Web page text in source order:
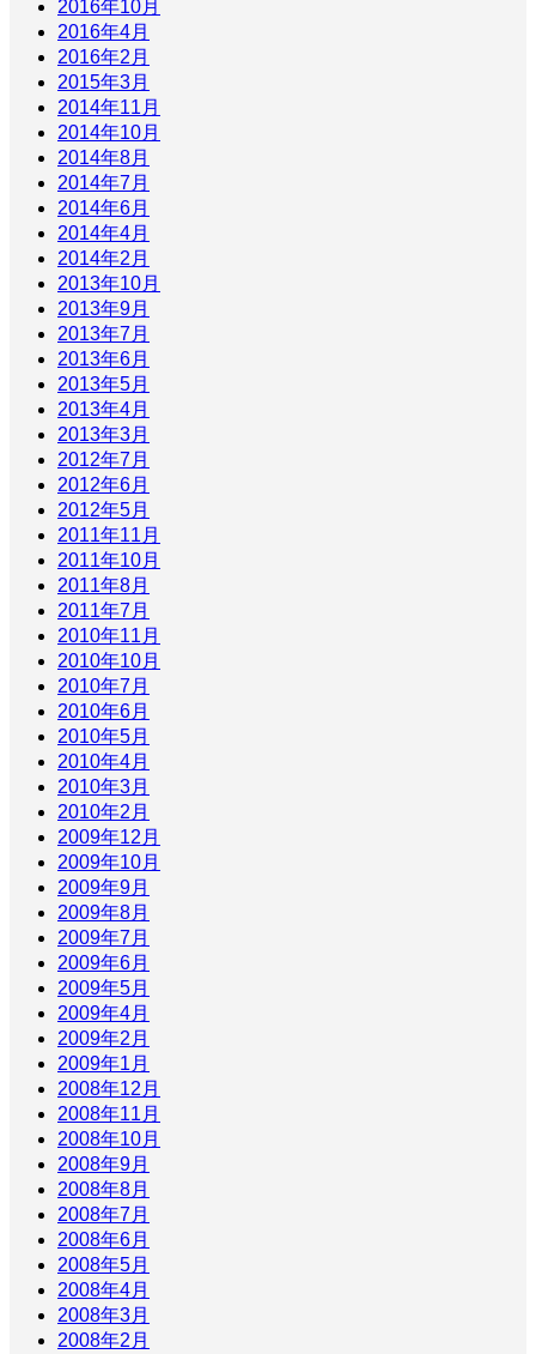
2016年10月
2016年4月
2016年2月
2015年3月
2014年11月
2014年10月
2014年8月
2014年7月
2014年6月
2014年4月
2014年2月
2013年10月
2013年9月
2013年7月
2013年6月
2013年5月
2013年4月
2013年3月
2012年7月
2012年6月
2012年5月
2011年11月
2011年10月
2011年8月
2011年7月
2010年11月
2010年10月
2010年7月
2010年6月
2010年5月
2010年4月
2010年3月
2010年2月
2009年12月
2009年10月
2009年9月
2009年8月
2009年7月
2009年6月
2009年5月
2009年4月
2009年2月
2009年1月
2008年12月
2008年11月
2008年10月
2008年9月
2008年8月
2008年7月
2008年6月
2008年5月
2008年4月
2008年3月
2008年2月